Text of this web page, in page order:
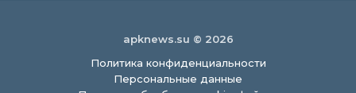
apknews.su © 2026
Политика конфиденциальности
Персональные данные